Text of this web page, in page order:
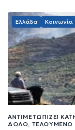
Ελλάδα Κοινωνία
ΑΝΤΙΜΕΤΩΠΊΖΕΙ
ΔΌΛΟ, ΤΕΛΟΎΜΕΝΟ